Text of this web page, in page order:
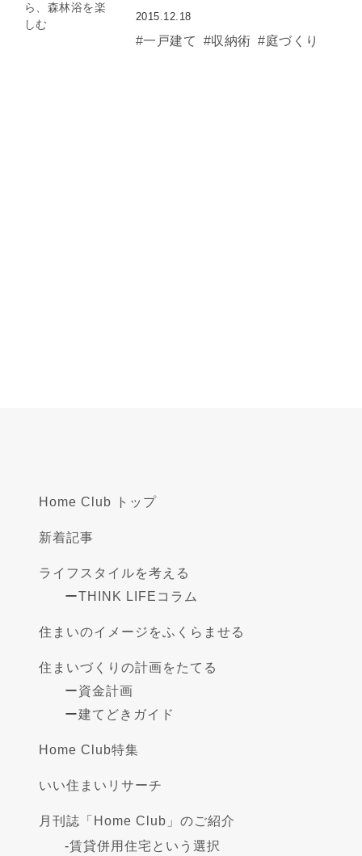
2015.12.18
#一戸建て #収納術 #庭づくり
Home Club トップ
新着記事
ライフスタイルを考える
ーTHINK LIFEコラム
住まいのイメージをふくらませる
住まいづくりの計画をたてる
ー資金計画
ー建てどきガイド
Home Club特集
いい住まいリサーチ
月刊誌「Home Club」のご紹介
-賃貸併用住宅という選択